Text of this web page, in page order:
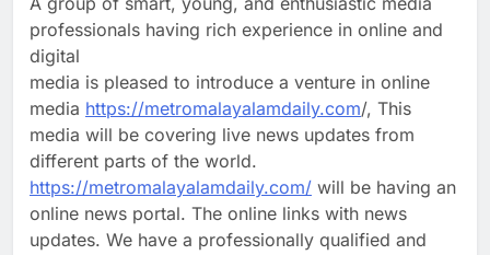
professionals having rich experience in online and
digital
media is pleased to introduce a venture in online
media https://metromalayalamdaily.com/, This
media will be covering live news updates from
different parts of the world.
https://metromalayalamdaily.com/ will be having an
online news portal. The online links with news
updates. We have a professionally qualified and